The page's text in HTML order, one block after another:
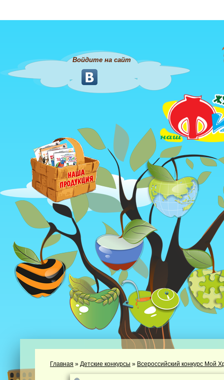
Войдите на сайт
Главная » Детские конкурсы » Всероссийский конкурс Мой